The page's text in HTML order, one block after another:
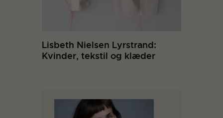
Lisbeth Nielsen Lyrstrand:
Kvinder, tekstil og klæder